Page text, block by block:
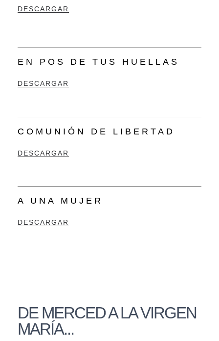
DESCARGAR
EN POS DE TUS HUELLAS
DESCARGAR
COMUNIÓN DE LIBERTAD
DESCARGAR
A UNA MUJER
DESCARGAR
DE MERCED A LA VIRGEN
MARÍA...